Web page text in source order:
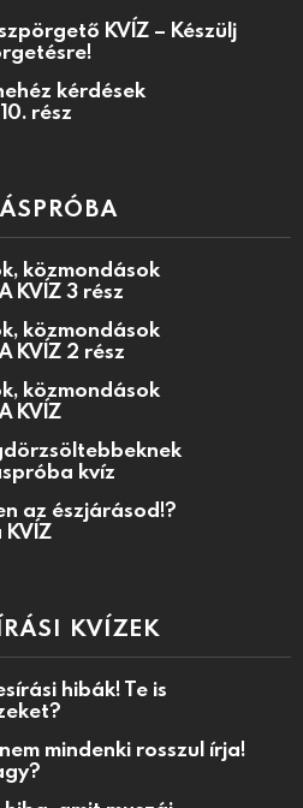
KVÍZ – Készülj
kérdések
rész
közmondások
KVÍZ 3 rész
közmondások
KVÍZ 2 rész
közmondások
KVÍZ
kvíz
az észjárásod!?
KVÍZEK
hibák! Te is
mindenki rosszul írja!